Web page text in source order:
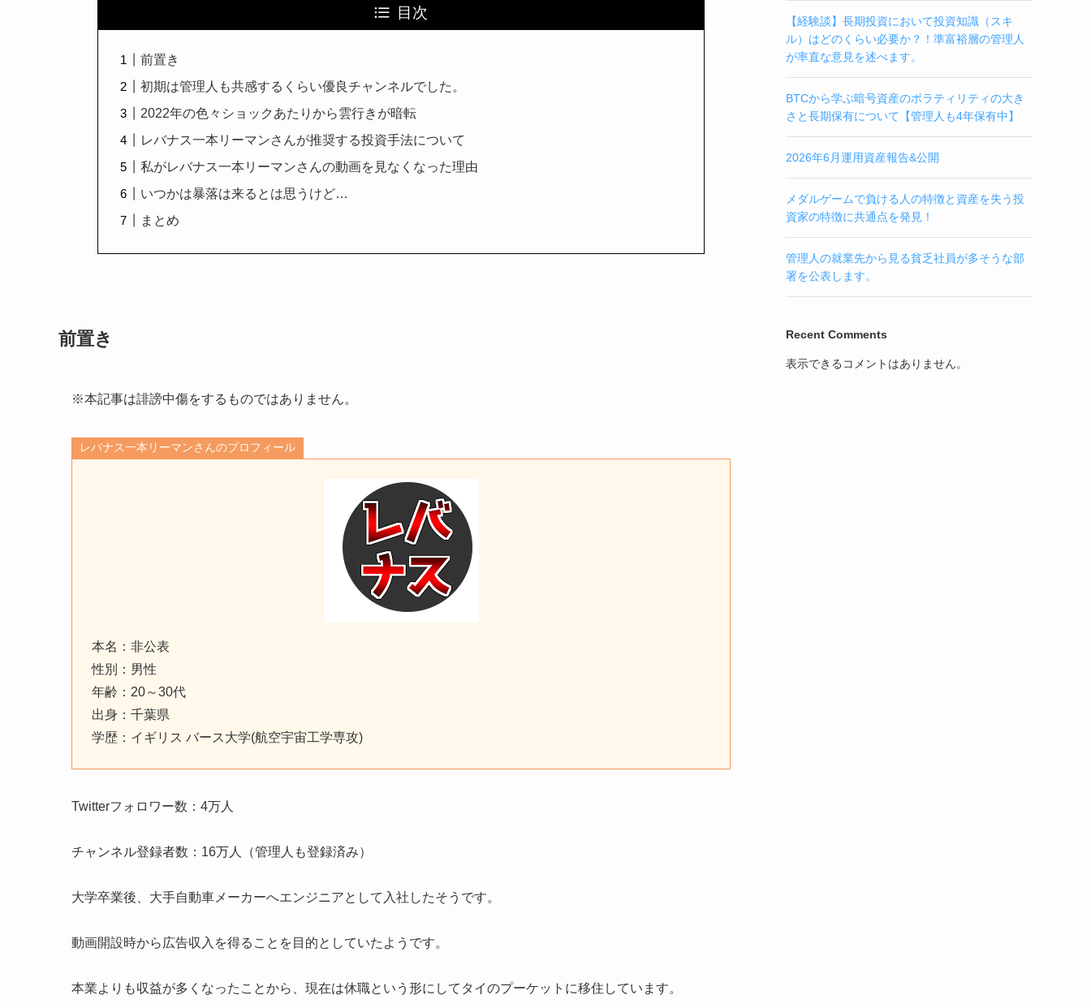
目次
前置き
初期は管理人も共感するくらい優良チャンネルでした。
2022年の色々ショックあたりから雲行きが暗転
レバナス一本リーマンさんが推奨する投資手法について
私がレバナス一本リーマンさんの動画を見なくなった理由
いつかは暴落は来るとは思うけど…
まとめ
前置き
※本記事は誹謗中傷をするものではありません。
レバナス一本リーマンさんのプロフィール
本名：非公表
性別：男性
年齢：20～30代
出身：千葉県
学歴：イギリス バース大学(航空宇宙工学専攻)
Twitterフォロワー数：4万人
チャンネル登録者数：16万人（管理人も登録済み）
大学卒業後、大手自動車メーカーへエンジニアとして入社したそうです。
動画開設時から広告収入を得ることを目的としていたようです。
本業よりも収益が多くなったことから、現在は休職という形にしてタイのプーケットに移住しています。
【経験談】長期投資において投資知識（スキ
ル）はどのくらい必要か？！準富裕層の管理人
が率直な意見を述べます。
BTCから学ぶ暗号資産のボラティリティの大き
さと長期保有について【管理人も4年保有中】
2026年6月運用資産報告&公開
メダルゲームで負ける人の特徴と資産を失う投
資家の特徴に共通点を発見！
管理人の就業先から見る貧乏社員が多そうな部
署を公表します。
Recent Comments
表示できるコメントはありません。